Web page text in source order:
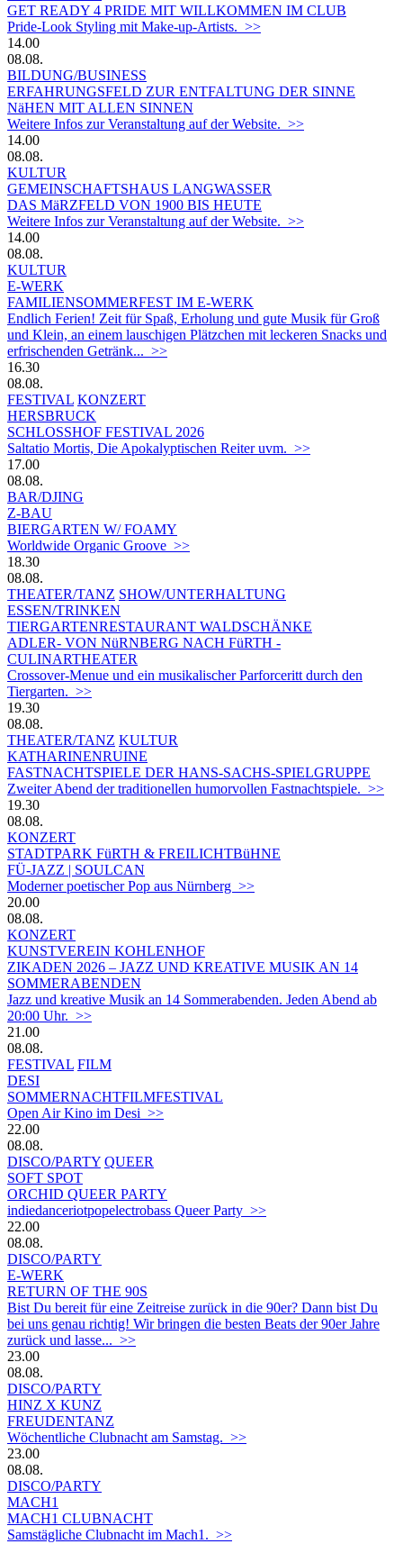
GET READY 4 PRIDE MIT WILLKOMMEN IM CLUB
Pride-Look Styling mit Make-up-Artists. >>
14.00
08.08.
BILDUNG/BUSINESS
ERFAHRUNGSFELD ZUR ENTFALTUNG DER SINNE
NäHEN MIT ALLEN SINNEN
Weitere Infos zur Veranstaltung auf der Website. >>
14.00
08.08.
KULTUR
GEMEINSCHAFTSHAUS LANGWASSER
DAS MäRZFELD VON 1900 BIS HEUTE
Weitere Infos zur Veranstaltung auf der Website. >>
14.00
08.08.
KULTUR
E-WERK
FAMILIENSOMMERFEST IM E-WERK
Endlich Ferien! Zeit für Spaß, Erholung und gute Musik für Groß
und Klein, an einem lauschigen Plätzchen mit leckeren Snacks und
erfrischenden Getränk... >>
16.30
08.08.
FESTIVAL KONZERT
HERSBRUCK
SCHLOSSHOF FESTIVAL 2026
Saltatio Mortis, Die Apokalyptischen Reiter uvm. >>
17.00
08.08.
BAR/DJING
Z-BAU
BIERGARTEN W/ FOAMY
Worldwide Organic Groove >>
18.30
08.08.
THEATER/TANZ SHOW/UNTERHALTUNG
ESSEN/TRINKEN
TIERGARTEN­RESTAURANT WALDSCHÄNKE
ADLER- VON NüRNBERG NACH FüRTH -
CULINARTHEATER
Crossover-Menue und ein musikalischer Parforceritt durch den
Tiergarten. >>
19.30
08.08.
THEATER/TANZ KULTUR
KATHARINENRUINE
FASTNACHTSPIELE DER HANS-SACHS-SPIELGRUPPE
Zweiter Abend der traditionellen humorvollen Fastnachtspiele. >>
19.30
08.08.
KONZERT
STADTPARK FüRTH & FREILICHTBüHNE
FÜ-JAZZ | SOULCAN
Moderner poetischer Pop aus Nürnberg >>
20.00
08.08.
KONZERT
KUNSTVEREIN KOHLENHOF
ZIKADEN 2026 – JAZZ UND KREATIVE MUSIK AN 14
SOMMERABENDEN
Jazz und kreative Musik an 14 Sommerabenden. Jeden Abend ab
20:00 Uhr. >>
21.00
08.08.
FESTIVAL FILM
DESI
SOMMERNACHTFILMFESTIVAL
Open Air Kino im Desi >>
22.00
08.08.
DISCO/PARTY QUEER
SOFT SPOT
ORCHID QUEER PARTY
indiedanceriotpopelectrobass Queer Party >>
22.00
08.08.
DISCO/PARTY
E-WERK
RETURN OF THE 90S
Bist Du bereit für eine Zeitreise zurück in die 90er? Dann bist Du
bei uns genau richtig! Wir bringen die besten Beats der 90er Jahre
zurück und lasse... >>
23.00
08.08.
DISCO/PARTY
HINZ X KUNZ
FREUDENTANZ
Wöchentliche Clubnacht am Samstag. >>
23.00
08.08.
DISCO/PARTY
MACH1
MACH1 CLUBNACHT
Samstägliche Clubnacht im Mach1. >>